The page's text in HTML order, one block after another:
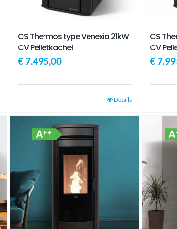
CS Thermos type Venexia 21kW
CV Pelletkachel
€7.495,00
Details
CS
CV
€